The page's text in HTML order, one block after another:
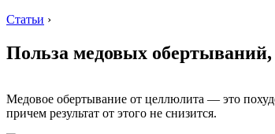
Статьи ›
Польза медовых
Медовое обертывание от целлюлита — это
причем результат от этого не снизится.